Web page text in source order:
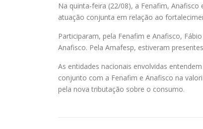
Na quinta-feira (22/08), a Fenafim,
atuação conjunta em relação ao
Participaram, pela Fenafim e Anafisco,
Anafisco. Pela Amafesp, estiveram
As entidades nacionais envolvidas
conjunto com a Fenafim e Anafisco na
pela nova tributação sobre o consumo.